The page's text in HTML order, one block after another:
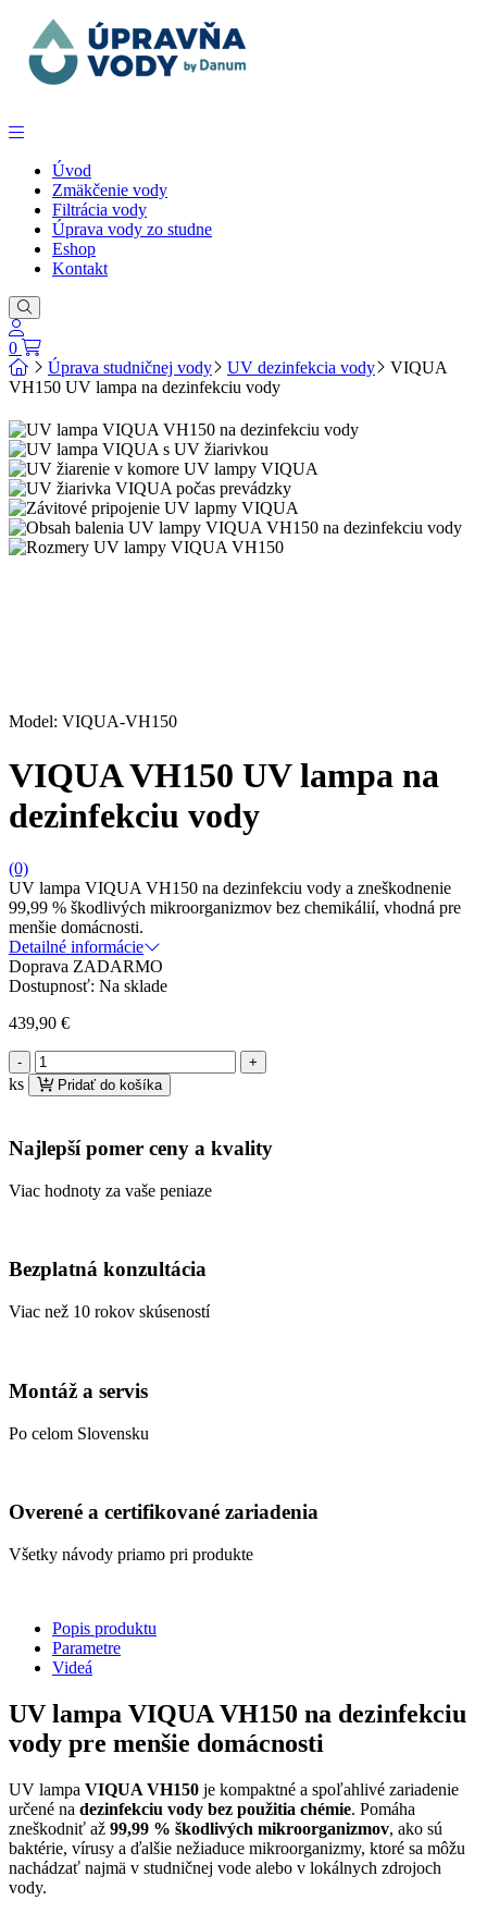
Úvod
Zmäkčenie vody
Filtrácia vody
Úprava vody zo studne
Eshop
Kontakt
0
Úprava studničnej vody
UV dezinfekcia vody
VIQUA
VH150 UV lampa na dezinfekciu vody
Model: VIQUA-VH150
VIQUA VH150 UV lampa na
dezinfekciu vody
(0)
UV lampa VIQUA VH150 na dezinfekciu vody a zneškodnenie
99,99 % škodlivých mikroorganizmov bez chemikálií, vhodná pre
menšie domácnosti.
Detailné informácie
Doprava ZADARMO
Dostupnosť: Na sklade
439,90 €
množstvo
VIQUA
VH150
lampa
na
vody
ks Pridať do košíka
Najlepší pomer ceny a kvality
Viac hodnoty za vaše peniaze
Bezplatná konzultácia
Viac než 10 rokov skúseností
Montáž a servis
Po celom Slovensku
Overené a certifikované zariadenia
Všetky návody priamo pri produkte
Popis produktu
Parametre
Videá
UV lampa VIQUA VH150 na dezinfekciu
vody pre menšie domácnosti
UV lampa VIQUA VH150 je kompaktné a spoľahlivé zariadenie
určené na dezinfekciu vody bez použitia chémie. Pomáha
zneškodniť až 99,99 % škodlivých mikroorganizmov, ako sú
baktérie, vírusy a ďalšie nežiaduce mikroorganizmy, ktoré sa môžu
nachádzať najmä v studničnej vode alebo v lokálnych zdrojoch
vody.